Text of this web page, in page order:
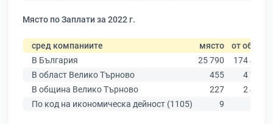
Място по Заплати за 2022 г.
сред компаниите място от общо
В България
25 790
174 403
В област Велико Търново
455
4 787
В община Велико Търново
227
2 456
По код на икономическа дейност (1105)
9